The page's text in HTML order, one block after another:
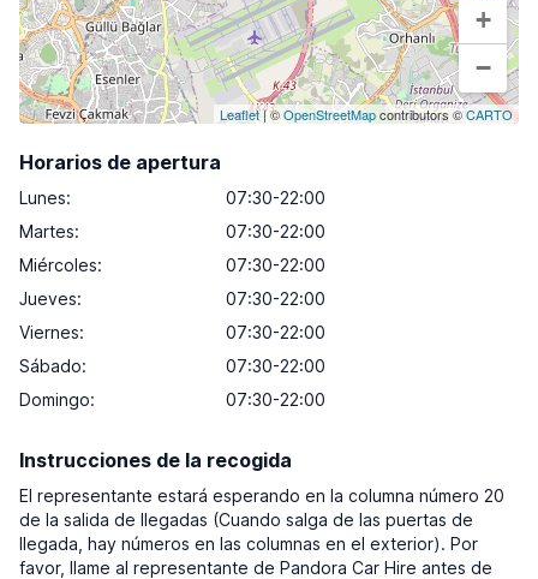
+
−
Leaflet| ©OpenStreetMapcontributors ©CARTO
Horarios de apertura
Lunes:
07:30-22:00
Martes:
07:30-22:00
Miércoles:
07:30-22:00
Jueves:
07:30-22:00
Viernes:
07:30-22:00
Sábado:
07:30-22:00
Domingo: 07:30-22:00
Instrucciones de la recogida
El representante estará esperando en la columna número 20
de la salida de llegadas (Cuando salga de las puertas de
llegada, hay números en las columnas en el exterior). Por
favor, llame al representante de Pandora Car Hire antes de